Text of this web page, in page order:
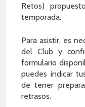
Retos)
temporada.
Para asistir, es
del Club y
formulario
puedes indicar
de tener
retrasos.